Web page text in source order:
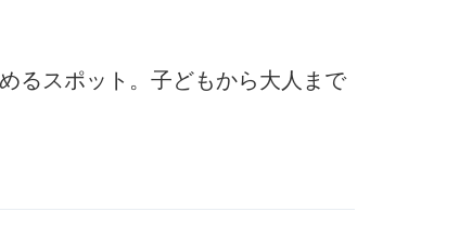
るスポット。子どもから大人まで